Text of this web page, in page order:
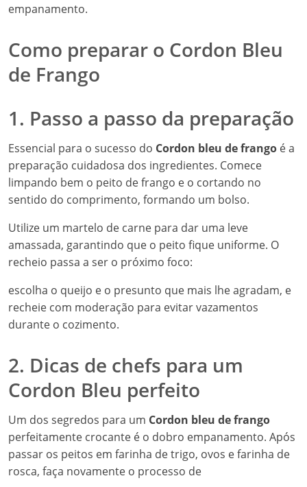
empanamento.
Como preparar o Cordon Bleu
de Frango
1. Passo a passo da preparação
Essencial para o sucesso do Cordon bleu de frango é a
preparação cuidadosa dos ingredientes. Comece
limpando bem o peito de frango e o cortando no
sentido do comprimento, formando um bolso.
Utilize um martelo de carne para dar uma leve
amassada, garantindo que o peito fique uniforme. O
recheio passa a ser o próximo foco:
escolha o queijo e o presunto que mais lhe agradam, e
recheie com moderação para evitar vazamentos
durante o cozimento.
2. Dicas de chefs para um
Cordon Bleu perfeito
Um dos segredos para um Cordon bleu de frango
perfeitamente crocante é o dobro empanamento. Após
passar os peitos em farinha de trigo, ovos e farinha de
rosca, faça novamente o processo de